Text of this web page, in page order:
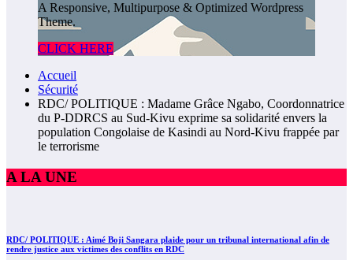
A Responsive, Multipurpose & Optimized Wordpress
Theme.
CLICK HERE
Accueil
Sécurité
RDC/ POLITIQUE : Madame Grâce Ngabo, Coordonnatrice
du P-DDRCS au Sud-Kivu exprime sa solidarité envers la
population Congolaise de Kasindi au Nord-Kivu frappée par
le terrorisme
A LA UNE
RDC/ POLITIQUE : Aimé Boji Sangara plaide pour un tribunal international afin de
rendre justice aux victimes des conflits en RDC